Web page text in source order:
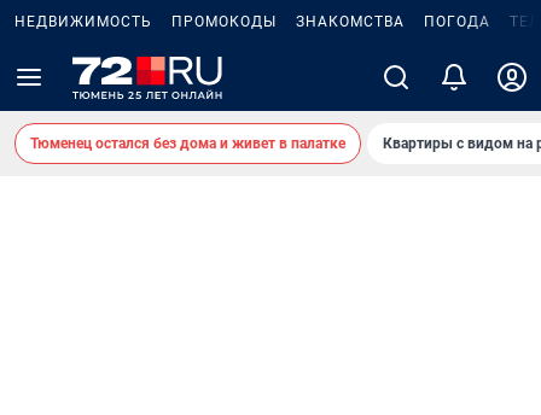
НЕДВИЖИМОСТЬ ПРОМОКОДЫ ЗНАКОМСТВА ПОГОДА
Тюменец остался без дома и живет в палатке Квартиры с видом на